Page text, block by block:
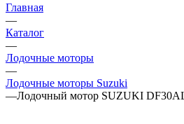
Главная
—
Каталог
—
Лодочные моторы
—
Лодочные моторы Suzuki
—Лодочный мотор SUZUKI